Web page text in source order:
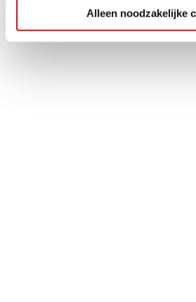
Alleen noodzakelijke